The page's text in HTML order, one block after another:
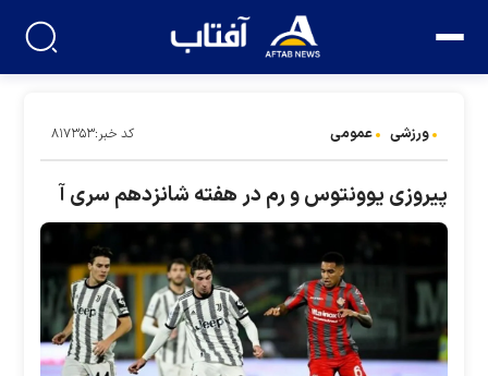
ورزشی عمومی کد خبر:۸۱۷۳۵۳
پیروزی یوونتوس و رم در هفته شانزدهم سری آ